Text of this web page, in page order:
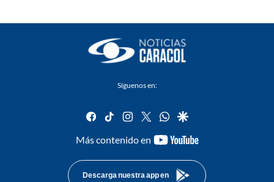
Síguenos en:
facebook
tiktok instagram
twitterwhatsapp
google
Más contenido en
youtube-
Descarga nuestra app en